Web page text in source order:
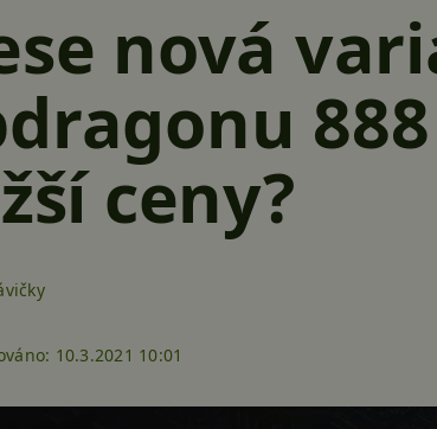
nová
ceny?
10.3.2021 10:01